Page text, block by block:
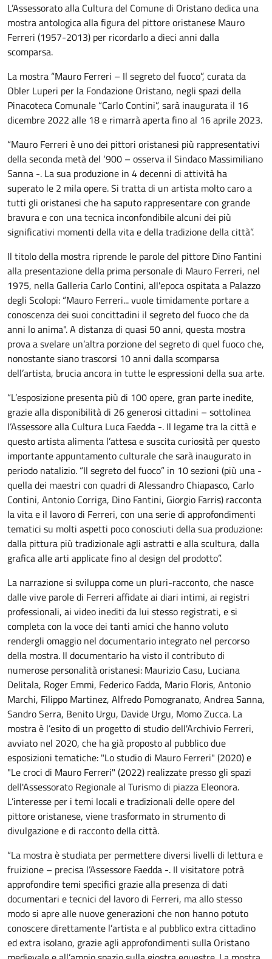
L’Assessorato alla Cultura del Comune di Oristano dedica una
mostra antologica alla figura del pittore oristanese Mauro
Ferreri (1957-2013) per ricordarlo a dieci anni dalla
scomparsa.
La mostra “Mauro Ferreri – Il segreto del fuoco”, curata da
Obler Luperi per la Fondazione Oristano, negli spazi della
Pinacoteca Comunale “Carlo Contini”, sarà inaugurata il 16
dicembre 2022 alle 18 e rimarrà aperta fino al 16 aprile 2023.
“Mauro Ferreri è uno dei pittori oristanesi più rappresentativi
della seconda metà del ‘900 – osserva il Sindaco Massimiliano
Sanna -. La sua produzione in 4 decenni di attività ha
superato le 2 mila opere. Si tratta di un artista molto caro a
tutti gli oristanesi che ha saputo rappresentare con grande
bravura e con una tecnica inconfondibile alcuni dei più
significativi momenti della vita e della tradizione della città”.
Il titolo della mostra riprende le parole del pittore Dino Fantini
alla presentazione della prima personale di Mauro Ferreri, nel
1975, nella Galleria Carlo Contini, all'epoca ospitata a Palazzo
degli Scolopi: “Mauro Ferreri... vuole timidamente portare a
conoscenza dei suoi concittadini il segreto del fuoco che da
anni lo anima". A distanza di quasi 50 anni, questa mostra
prova a svelare un’altra porzione del segreto di quel fuoco che,
nonostante siano trascorsi 10 anni dalla scomparsa
dell’artista, brucia ancora in tutte le espressioni della sua arte.
“L’esposizione presenta più di 100 opere, gran parte inedite,
grazie alla disponibilità di 26 generosi cittadini – sottolinea
l’Assessore alla Cultura Luca Faedda -. Il legame tra la città e
questo artista alimenta l’attesa e suscita curiosità per questo
importante appuntamento culturale che sarà inaugurato in
periodo natalizio. “Il segreto del fuoco” in 10 sezioni (più una -
quella dei maestri con quadri di Alessandro Chiapasco, Carlo
Contini, Antonio Corriga, Dino Fantini, Giorgio Farris) racconta
la vita e il lavoro di Ferreri, con una serie di approfondimenti
tematici su molti aspetti poco conosciuti della sua produzione:
dalla pittura più tradizionale agli astratti e alla scultura, dalla
grafica alle arti applicate fino al design del prodotto”.
La narrazione si sviluppa come un pluri-racconto, che nasce
dalle vive parole di Ferreri affidate ai diari intimi, ai registri
professionali, ai video inediti da lui stesso registrati, e si
completa con la voce dei tanti amici che hanno voluto
rendergli omaggio nel documentario integrato nel percorso
della mostra. Il documentario ha visto il contributo di
numerose personalità oristanesi: Maurizio Casu, Luciana
Delitala, Roger Emmi, Federico Fadda, Mario Floris, Antonio
Marchi, Filippo Martinez, Alfredo Pomogranato, Andrea Sanna,
Sandro Serra, Benito Urgu, Davide Urgu, Momo Zucca. La
mostra è l’esito di un progetto di studio dell'Archivio Ferreri,
avviato nel 2020, che ha già proposto al pubblico due
esposizioni tematiche: "Lo studio di Mauro Ferreri" (2020) e
"Le croci di Mauro Ferreri" (2022) realizzate presso gli spazi
dell'Assessorato Regionale al Turismo di piazza Eleonora.
L’interesse per i temi locali e tradizionali delle opere del
pittore oristanese, viene trasformato in strumento di
divulgazione e di racconto della città.
“La mostra è studiata per permettere diversi livelli di lettura e
fruizione – precisa l’Assessore Faedda -. Il visitatore potrà
approfondire temi specifici grazie alla presenza di dati
documentari e tecnici del lavoro di Ferreri, ma allo stesso
modo si apre alle nuove generazioni che non hanno potuto
conoscere direttamente l’artista e al pubblico extra cittadino
ed extra isolano, grazie agli approfondimenti sulla Oristano